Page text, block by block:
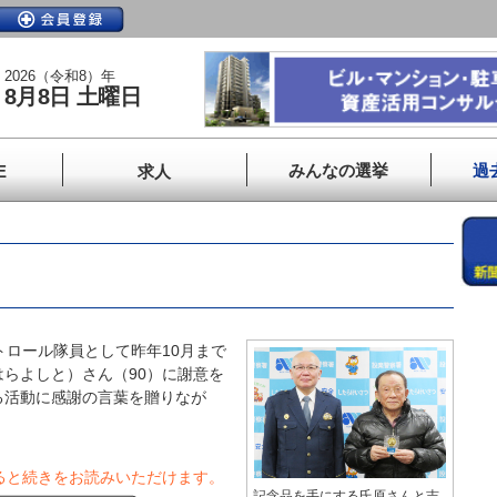
2026（令和8）年
8月8日 土曜日
求人 みんなの選挙 過
ール隊員として昨年10月まで
よしと）さん（90）に謝意を
動に感謝の言葉を贈りなが
続きをお読みいただけます。